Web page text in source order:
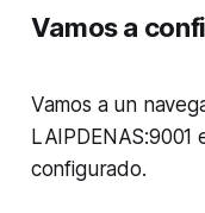
Vamos a
Vamos a un
LAIPDENAS:9001
configurado.